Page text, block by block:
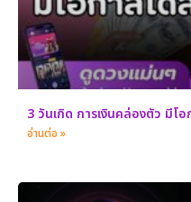
3 วันเกิด การเงินคล่องตัว มีโ
อ่านต่อ »